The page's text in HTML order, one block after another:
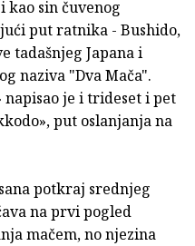
kao sin čuvenog
put ratnika - Bushido,
tadašnjeg Japana i
naziva "Dva Mača".
napisao je i trideset i pet
put oslanjanja na
potkraj srednjeg
na prvi pogled
mačem, no njezina